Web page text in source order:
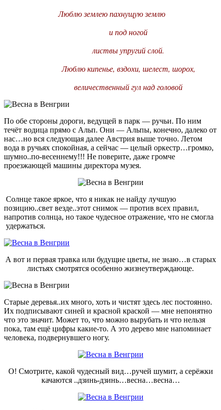
Люблю землею пахнущую землю
и под ногой
листвы упругий слой.
Люблю кипенье, вздохи, шелест, шорох,
величественный гул над головой
По обе стороны дороги, ведущей в парк — ручьи. По ним
течёт водица прямо с Альп. Они — Альпы, конечно, далеко от
нас…но вся следующая далее Австрия выше точно. Летом
вода в ручьях спокойная, а сейчас — целый оркестр…громко,
шумно..по-весеннему!!! Не поверите, даже громче
проезжающей машины директора музея.
Солнце такое яркое, что я никак не найду лучшую
позицию..свет везде..этот снимок — против всех правил,
напротив солнца, но такое чудесное отражение, что не смогла
удержаться.
А вот и первая травка или будущие цветы, не знаю…в старых
листьях смотрятся особенно жизнеутверждающе.
Старые деревья..их много, хоть и чистят здесь лес постоянно.
Их подписывают синей и красной краской — мне непонятно
что это значит. Может то, что можно вырубать и что нельзя
пока, там ещё цифры какие-то. А это дерево мне напоминает
человека, подвернувшего ногу.
О! Смотрите, какой чудесный вид…ручей шумит, а серёжки
качаются ..дзинь-дзинь…весна…весна…